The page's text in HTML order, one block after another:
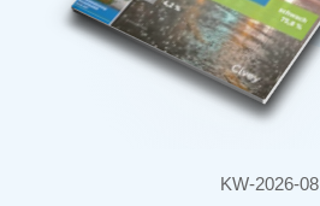
KW-2026-08